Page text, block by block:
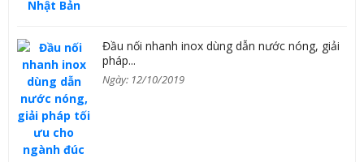
Đầu nối nhanh inox dùng dẫn nước nóng, giải
pháp...
Ngày: 12/10/2019